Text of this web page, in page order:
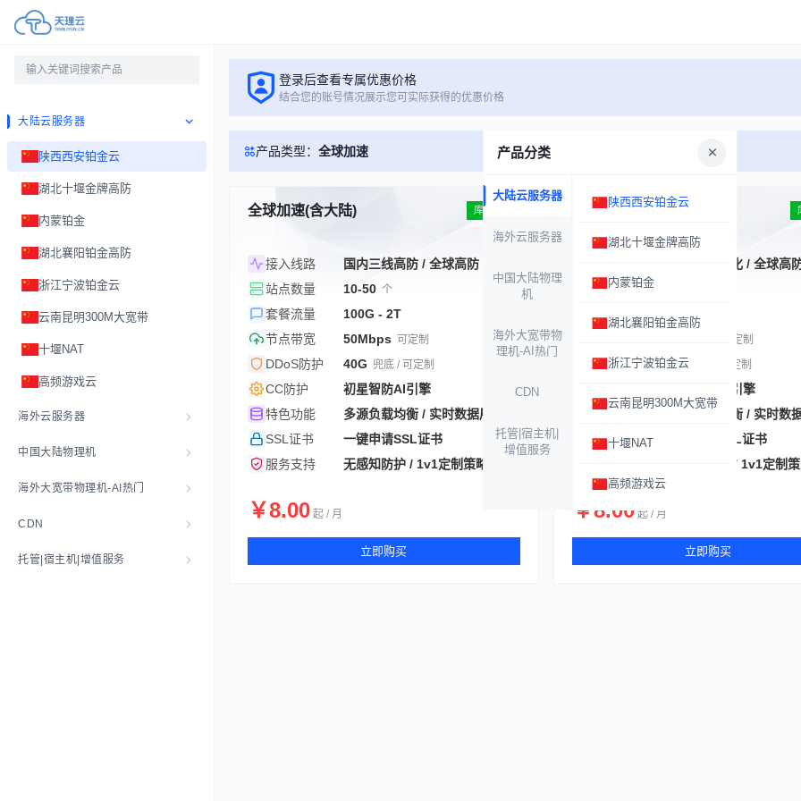
大陆云服务器
陕西西安铂金云
湖北十堰金牌高防
内蒙铂金
湖北襄阳铂金高防
浙江宁波铂金云
云南昆明300M大宽带
十堰NAT
高频游戏云
海外云服务器
中国大陆物理机
海外大宽带物理机-AI热门
CDN
托管|宿主机|增值服务
登录后查看专属优惠价格
结合您的账号情况展示您可实际获得的优惠价格
产品分类
大陆云服务器
海外云服务器
中国大陆物理
机
海外大宽带物
理机-AI热门
CDN
托管|宿主机|
增值服务
陕西西安铂金云
湖北十堰金牌高防
内蒙铂金
湖北襄阳铂金高防
浙江宁波铂金云
云南昆明300M大宽带
十堰NAT
高频游戏云
产品类型： 全球加速
全球加速(含大陆) 库存充足
接入线路
国内三线高防 / 全球高防
站点数量
10-50 个
套餐流量
100G - 2T
节点带宽
50Mbps 可定制
DDoS防护 40G 兜底 / 可定制
CC防护
初星智防AI引擎
特色功能
多源负载均衡 / 实时数据展示
SSL证书
一键申请SSL证书
服务支持
无感知防护 / 1v1定制策略
￥8.00 起 / 月
立即购买
亚太加速
中国方向优化 / 全球高
站点数量
套餐流量
100G - 2T
可定制
DDoS防护 5G 兜底 / 可定制
初星智防AI引擎
特色功能
多源负载均衡 / 实时数
SSL证书
一键申请SSL证书
无感知防护 / 1v1定制
￥8.00起 / 月
立即购买